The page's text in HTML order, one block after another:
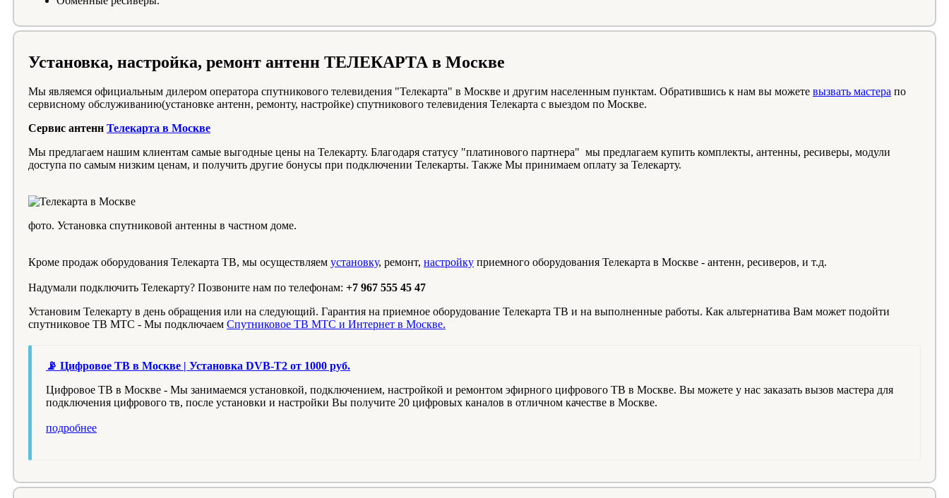
Установка, настройка, ремонт антенн ТЕЛЕКАРТА в Москве
Мы являемся официальным дилером оператора спутникового телевидения "Телекарта" в Москве и другим населенным пунктам. Обратившись к нам вы можете вызвать мастера по
сервисному обслуживанию(установке антенн, ремонту, настройке) спутникового телевидения Телекарта с выездом по Москве.
Сервис антенн Телекарта в Москве
Мы предлагаем нашим клиентам самые выгодные цены на Телекарту. Благодаря статусу "платинового партнера" мы предлагаем купить комплекты, антенны, ресиверы, модули
доступа по самым низким ценам, и получить другие бонусы при подключении Телекарты. Также Мы принимаем оплату за Телекарту.
фото. Установка спутниковой антенны в частном доме.
Кроме продаж оборудования Телекарта ТВ, мы осуществляем установку, ремонт, настройку приемного оборудования Телекарта в Москве - антенн, ресиверов, и т.д.
Надумали подключить Телекарту? Позвоните нам по телефонам: +7 967 555 45 47
Установим Телекарту в день обращения или на следующий. Гарантия на приемное оборудование Телекарта ТВ и на выполненные работы. Как альтернатива Вам может подойти
спутниковое ТВ МТС - Мы подключаем Спутниковое ТВ МТС и Интернет в Москве.
📡 Цифровое ТВ в Москве | Установка DVB-T2 от 1000 руб.
Цифровое ТВ в Москве - Мы занимаемся установкой, подключением, настройкой и ремонтом эфирного цифрового ТВ в Москве. Вы можете у нас заказать вызов мастера для
подключения цифрового тв, после установки и настройки Вы получите 20 цифровых каналов в отличном качестве в Москве.
подробнее